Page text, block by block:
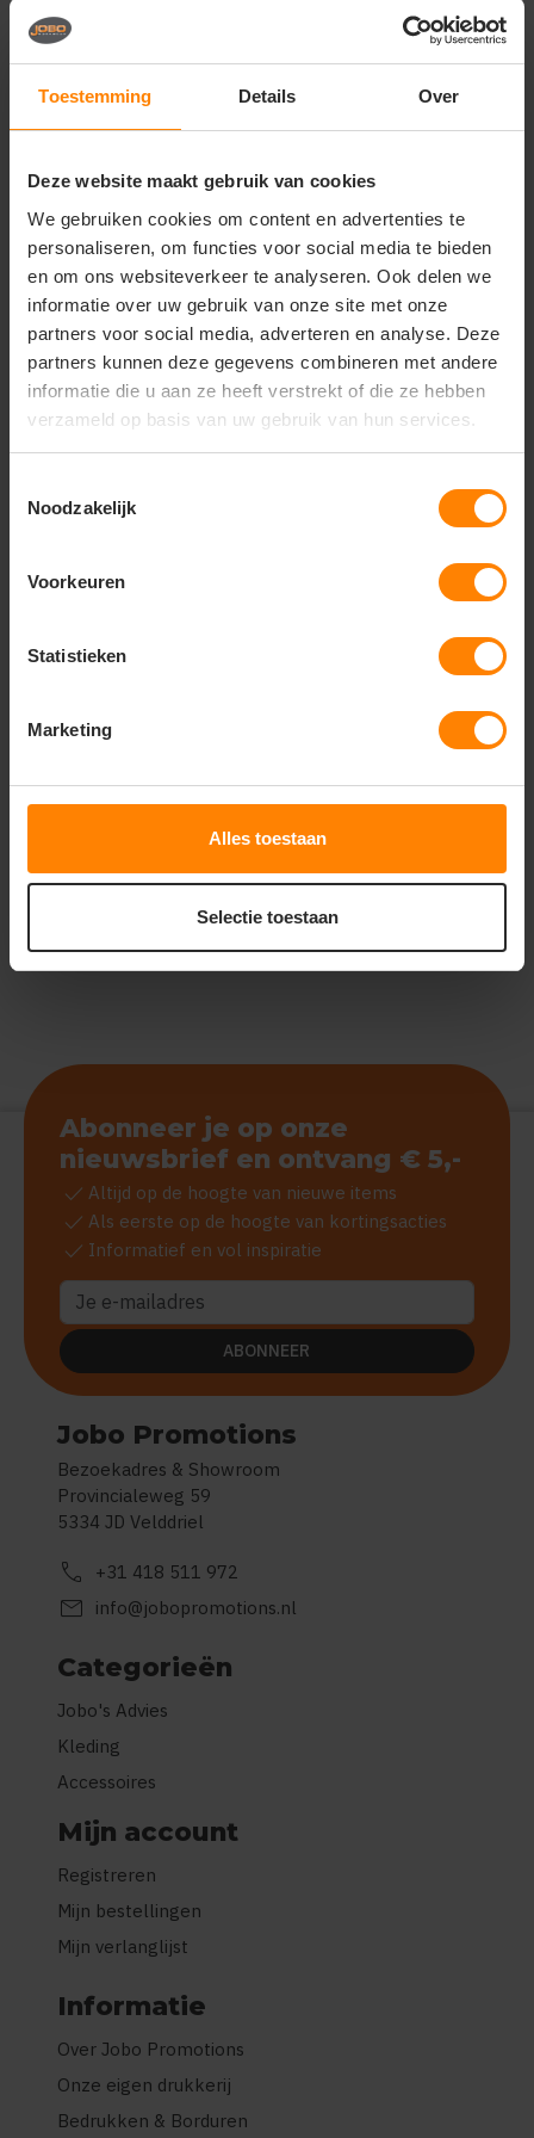
Toestemming Details Over
Deze website maakt gebruik van cookies
We gebruiken cookies om content en advertenties te
personaliseren, om functies voor social media te bieden
en om ons websiteverkeer te analyseren. Ook delen we
informatie over uw gebruik van onze site met onze
partners voor social media, adverteren en analyse. Deze
partners kunnen deze gegevens combineren met andere
informatie die u aan ze heeft verstrekt of die ze hebben
verzameld op basis van uw gebruik van hun services.
Noodzakelijk
Voorkeuren
Statistieken
Marketing
Alles toestaan
Selectie toestaan
Vragen? Neem contact
op met onze
klantenservice
store Bezoek onze showroom:
Provincialeweg 59 - Velddriel
Dit vind je misschien ook leuk
Items van productcarrousel
Fleece Gilet Z8720
De beoordeling van dit product is
Gratis digitale proefdruk
Meer stuks = meer korting
Authentic Hooded
De beoordeling van dit
Meer stuks = meer korting
Snelle levering (tot binnen 48u)
27
Jobo Promotions
Bezoekadres & Showroom
Provincialeweg 59
5334 JD Velddriel
call +31 418 511 972
mail info@jobopromotions.nl
Categorieën
Jobo's Advies
Kleding
Accessoires
Mijn account
Registreren
Mijn bestellingen
Mijn verlanglijst
Informatie
Over Jobo Promotions
Onze eigen drukkerij
Bedrukken & Borduren
Abonneer je op onze
nieuwsbrief en ontvang € 5,-
check Altijd op de hoogte van nieuwe items
check Als eerste op de hoogte van kortingsacties
check Informatief en vol inspiratie
ABONNEER